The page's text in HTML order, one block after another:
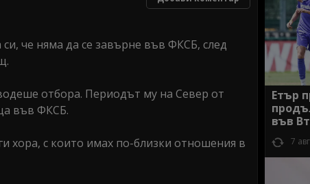
че няма да се завърне във ФКСБ, след
отбора. Периодът му на Север от
във ФКСБ.
хора, с които имах по-близки отношения в
Етър
във
7